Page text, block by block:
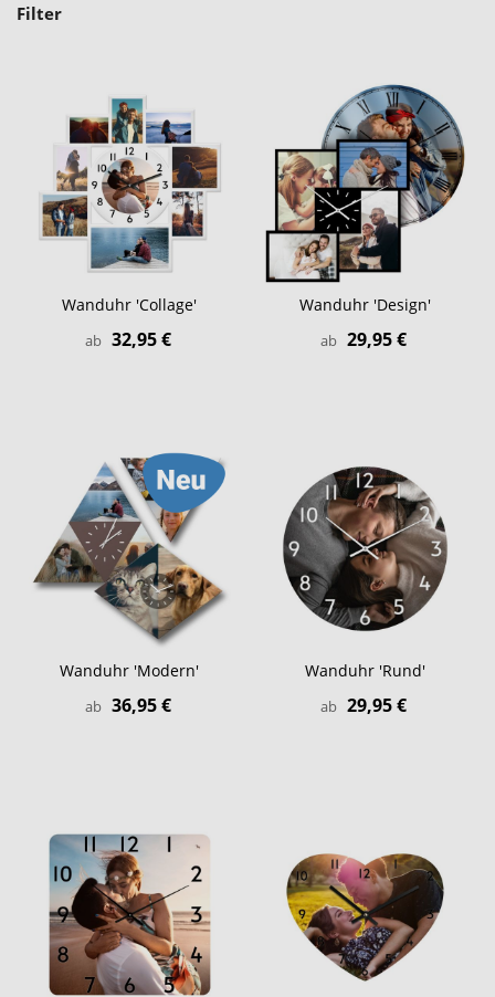
Filter
Wanduhr 'Collage'
ab 32,95 €
Wanduhr 'Design'
ab 29,95 €
Wanduhr 'Modern'
ab 36,95 €
Wanduhr 'Rund'
ab 29,95 €